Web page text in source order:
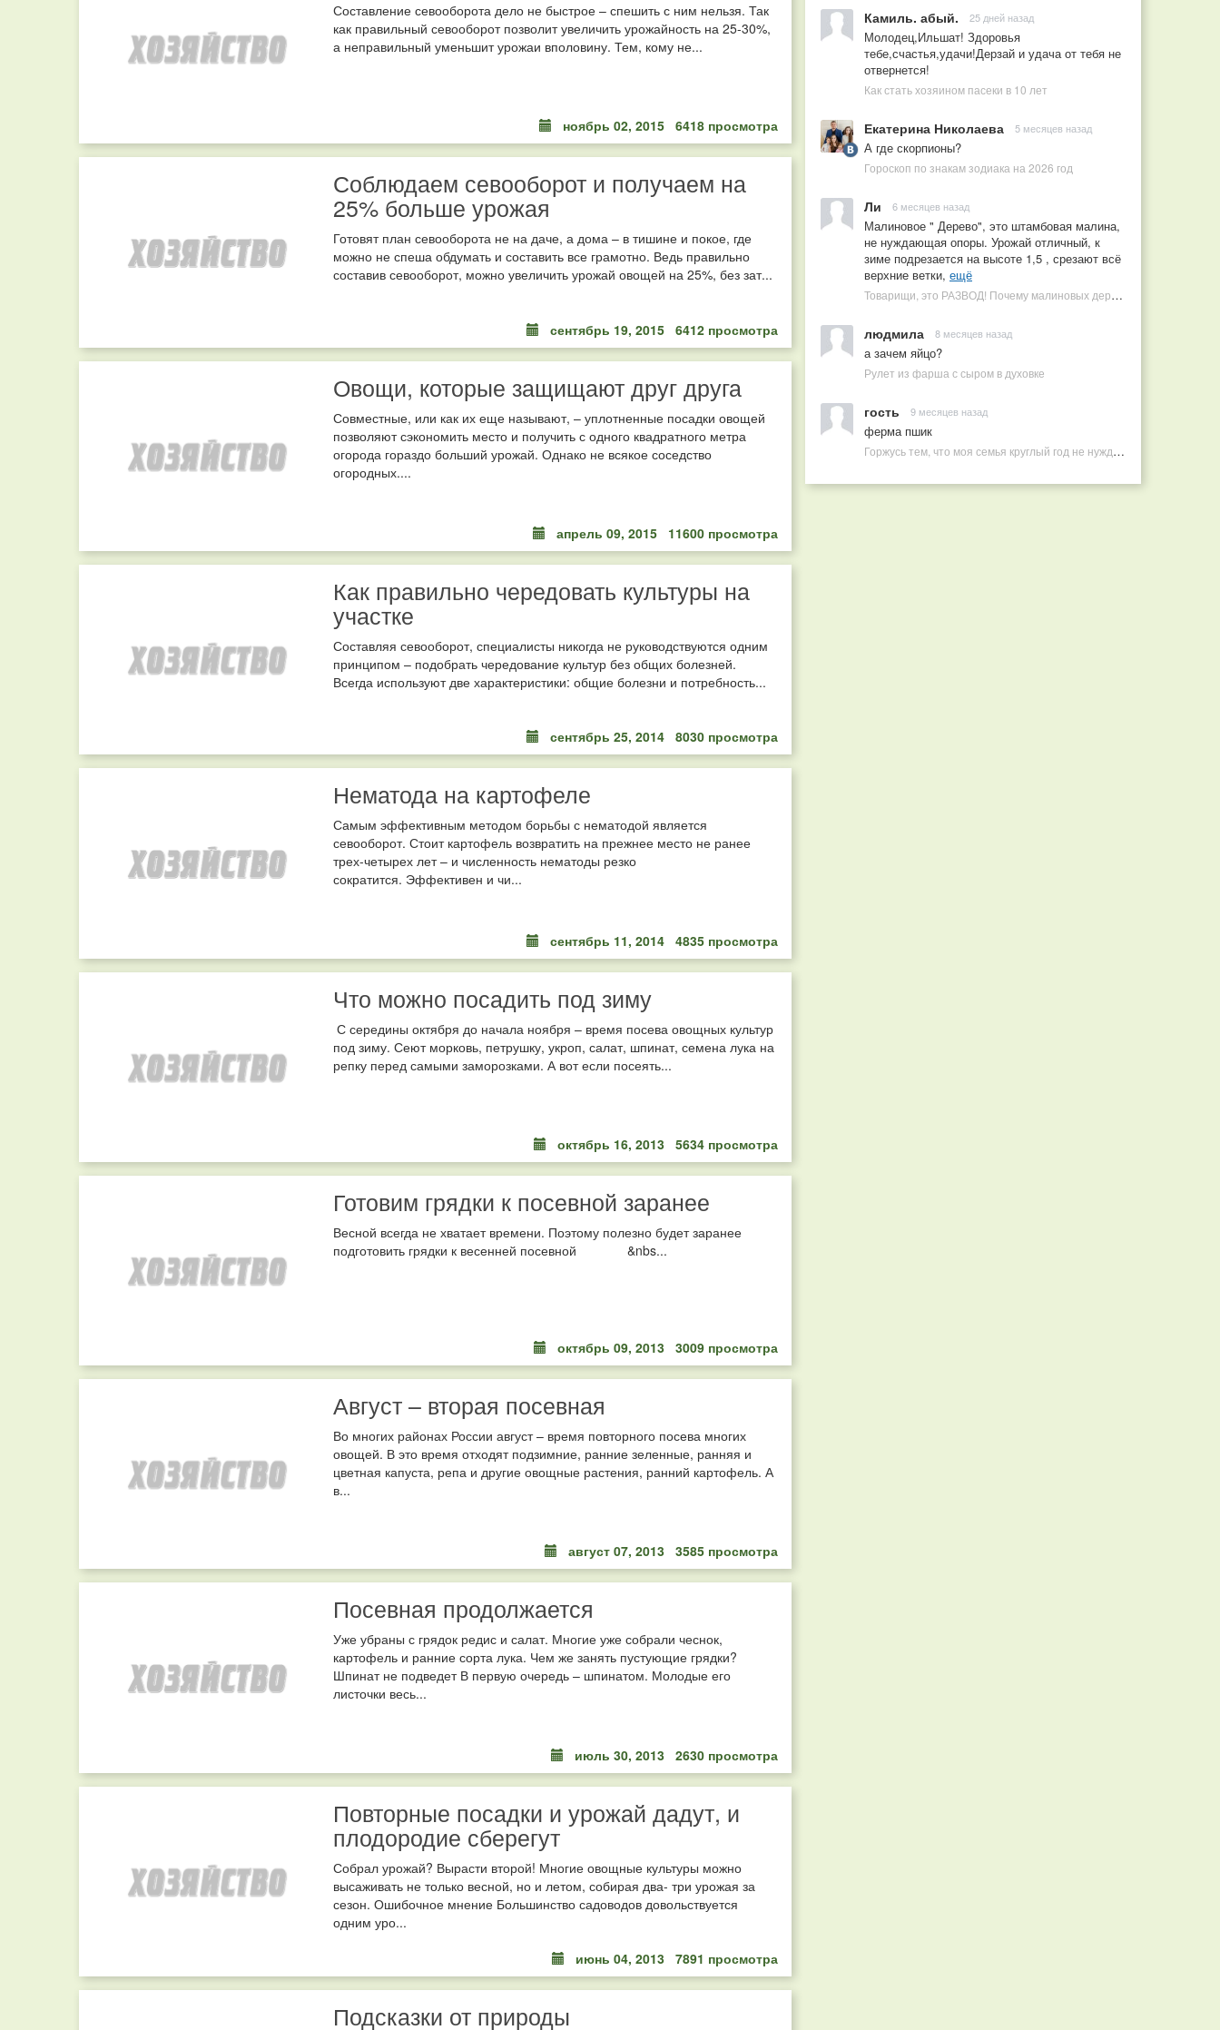
Составление севооборота дело не быстрое – спешить с ним нельзя. Так
как правильный севооборот позволит увеличить урожайность на 25-30%,
а неправильный уменьшит урожаи вполовину. Тем, кому не...
ноябрь 02, 2015 6418 просмотра
Соблюдаем севооборот и получаем на
25% больше урожая
Готовят план севооборота не на даче, а дома – в тишине и покое, где
можно не спеша обдумать и составить все грамотно. Ведь правильно
составив севооборот, можно увеличить урожай овощей на 25%, без зат...
сентябрь 19, 2015 6412 просмотра
Овощи, которые защищают друг друга
Совместные, или как их еще называют, – уплотненные посадки овощей
позволяют сэкономить место и получить с одного квадратного метра
огорода гораздо больший урожай. Однако не всякое соседство
огородных....
апрель 09, 2015 11600 просмотра
Как правильно чередовать культуры на
участке
Составляя севооборот, специалисты никогда не руководствуются одним
принципом – подобрать чередование культур без общих болезней.
Всегда используют две характеристики: общие болезни и потребность...
сентябрь 25, 2014 8030 просмотра
Нематода на картофеле
Самым эффективным методом борьбы с нематодой является
севооборот. Стоит картофель возвратить на прежнее место не ранее
трех-четырех лет – и численность нематоды резко
сократится. Эффективен и чи...
сентябрь 11, 2014 4835 просмотра
Что можно посадить под зиму
С середины октября до начала ноября – время посева овощных культур
под зиму. Сеют морковь, петрушку, укроп, салат, шпинат, семена лука на
репку перед самыми заморозками. А вот если посеять...
октябрь 16, 2013 5634 просмотра
Готовим грядки к посевной заранее
Весной всегда не хватает времени. Поэтому полезно будет заранее
подготовить грядки к весенней посевной &nbs...
октябрь 09, 2013 3009 просмотра
Август – вторая посевная
Во многих районах России август – время повторного посева многих
овощей. В это время отходят подзимние, ранние зеленные, ранняя и
цветная капуста, репа и другие овощные растения, ранний картофель. А
в...
август 07, 2013 3585 просмотра
Посевная продолжается
Уже убраны с грядок редис и салат. Многие уже собрали чеснок,
картофель и ранние сорта лука. Чем же занять пустующие грядки?
Шпинат не подведет В первую очередь – шпинатом. Молодые его
листочки весь...
июль 30, 2013 2630 просмотра
Повторные посадки и урожай дадут, и
плодородие сберегут
Собрал урожай? Вырасти второй! Многие овощные культуры можно
высаживать не только весной, но и летом, собирая два- три урожая за
сезон. Ошибочное мнение Большинство садоводов довольствуется
одним уро...
июнь 04, 2013 7891 просмотра
Подсказки от природы
Камиль. абый. 25 дней назад
Молодец,Ильшат! Здоровья
тебе,счастья,удачи!Дерзай и удача от тебя не
отвернется!
Как стать хозяином пасеки в 10 лет
Екатерина Николаева 5 месяцев назад
А где скорпионы?
Гороскоп по знакам зодиака на 2026 год
Ли 6 месяцев назад
Малиновое " Дерево", это штамбовая малина,
не нуждающая опоры. Урожай отличный, к
зиме подрезается на высоте 1,5 , срезают всё
верхние ветки, ещё
Товарищи, это РАЗВОД! Почему малиновых деревьев не бывает, или Как ушлые продавцы наживаются на мечтах садоводов
людмила 8 месяцев назад
а зачем яйцо?
Рулет из фарша с сыром в духовке
гость 9 месяцев назад
ферма пшик
Горжусь тем, что моя семья круглый год не нуждается в покупных витаминах